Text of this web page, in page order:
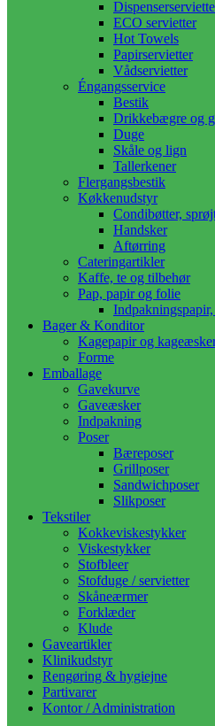
ECO servietter
Hot Towels
Papirservietter
Vådservietter
Éngangsservice
Bestik
Drikkebægre og
Duge
Skåle og lign
Tallerkener
Flergangsbestik
Køkkenudstyr
Condibøtter,
Handsker
Aftørring
Cateringartikler
Kaffe, te og tilbehør
Pap, papir og folie
Bager & Konditor
Kagepapir og
Forme
Emballage
Gavekurve
Gaveæsker
Indpakning
Poser
Bæreposer
Grillposer
Sandwichposer
Slikposer
Tekstiler
Kokkeviskestykker
Viskestykker
Stofbleer
Stofduge / servietter
Skåneærmer
Forklæder
Klude
Gaveartikler
Klinikudstyr
Rengøring & hygiejne
Partivarer
Kontor / Administration